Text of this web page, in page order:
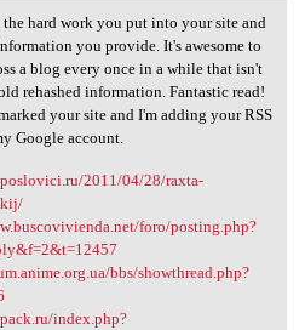
hard work you
hard work you put into your site and
you provide. It's awesome to
a blog every once in a while that isn't
rehashed information. Fantastic read!
your site and I'm adding your RSS
Google account.
2011/04/28/raxta-
foro/posting.php?
bbs/showthread.php?
index.php?